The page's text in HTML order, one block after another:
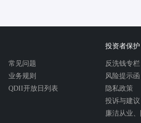
常见问题
业务规则
QDII开放日列表
投资者保护
反洗钱专栏
风险提示函
隐私政策
投诉与建议
廉洁从业